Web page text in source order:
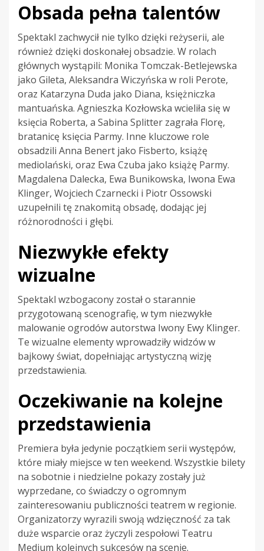
Obsada pełna talentów
Spektakl zachwycił nie tylko dzięki reżyserii, ale
również dzięki doskonałej obsadzie. W rolach
głównych wystąpili: Monika Tomczak-Betlejewska
jako Gileta, Aleksandra Wiczyńska w roli Perote,
oraz Katarzyna Duda jako Diana, księżniczka
mantuańska. Agnieszka Kozłowska wcieliła się w
księcia Roberta, a Sabina Splitter zagrała Florę,
bratanicę księcia Parmy. Inne kluczowe role
obsadzili Anna Benert jako Fisberto, książę
mediolański, oraz Ewa Czuba jako książę Parmy.
Magdalena Dalecka, Ewa Bunikowska, Iwona Ewa
Klinger, Wojciech Czarnecki i Piotr Ossowski
uzupełnili tę znakomitą obsadę, dodając jej
różnorodności i głębi.
Niezwykłe efekty
wizualne
Spektakl wzbogacony został o starannie
przygotowaną scenografię, w tym niezwykłe
malowanie ogrodów autorstwa Iwony Ewy Klinger.
Te wizualne elementy wprowadziły widzów w
bajkowy świat, dopełniając artystyczną wizję
przedstawienia.
Oczekiwanie na kolejne
przedstawienia
Premiera była jedynie początkiem serii występów,
które miały miejsce w ten weekend. Wszystkie bilety
na sobotnie i niedzielne pokazy zostały już
wyprzedane, co świadczy o ogromnym
zainteresowaniu publiczności teatrem w regionie.
Organizatorzy wyrazili swoją wdzięczność za tak
duże wsparcie oraz życzyli zespołowi Teatru
Medium kolejnych sukcesów na scenie.